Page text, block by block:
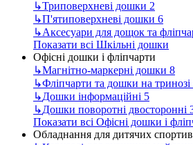
↳Триповерхневі дошки 2
↳П'ятиповерхневі дошки 6
↳Аксесуари для дощок та
Показати всі Шкільні дошки
Офісні дошки і фліпчарти
↳Магнітно-маркерні дошки 8
↳Фліпчарти та дошки на тринозі
↳Дошки інформаційні 5
↳Дошки поворотні двосторонні
Показати всі Офісні дошки і
Обладнання для дитячих